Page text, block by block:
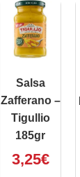
Salsa
Zafferano –
Tigullio
185gr
3,25€